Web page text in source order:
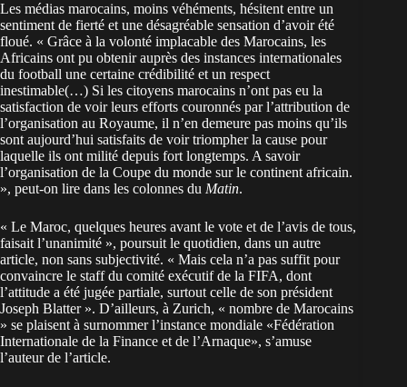
Les médias marocains, moins véhéments, hésitent entre un
sentiment de fierté et une désagréable sensation d’avoir été
floué. « Grâce à la volonté implacable des Marocains, les
Africains ont pu obtenir auprès des instances internationales
du football une certaine crédibilité et un respect
inestimable(…) Si les citoyens marocains n’ont pas eu la
satisfaction de voir leurs efforts couronnés par l’attribution de
l’organisation au Royaume, il n’en demeure pas moins qu’ils
sont aujourd’hui satisfaits de voir triompher la cause pour
laquelle ils ont milité depuis fort longtemps. A savoir
l’organisation de la Coupe du monde sur le continent africain.
», peut-on lire dans les colonnes du Matin.
« Le Maroc, quelques heures avant le vote et de l’avis de tous,
faisait l’unanimité », poursuit le quotidien, dans un autre
article, non sans subjectivité. « Mais cela n’a pas suffit pour
convaincre le staff du comité exécutif de la FIFA, dont
l’attitude a été jugée partiale, surtout celle de son président
Joseph Blatter ». D’ailleurs, à Zurich, « nombre de Marocains
» se plaisent à surnommer l’instance mondiale «Fédération
Internationale de la Finance et de l’Arnaque», s’amuse
l’auteur de l’article.